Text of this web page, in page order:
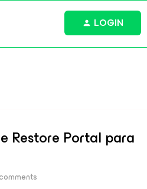
LOGIN
Restore Portal para